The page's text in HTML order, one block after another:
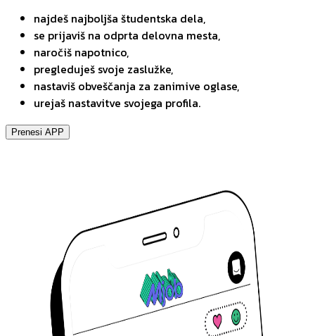
najdeš najboljša študentska dela,
se prijaviš na odprta delovna mesta,
naročiš napotnico,
pregleduješ svoje zaslužke,
nastaviš obveščanja za zanimive oglase,
urejaš nastavitve svojega profila.
Prenesi APP